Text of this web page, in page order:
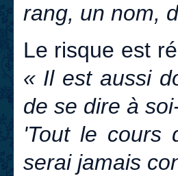
rang, un nom,
Le risque est
« Il est aussi
de se dire à
'Tout le cours
serai jamais